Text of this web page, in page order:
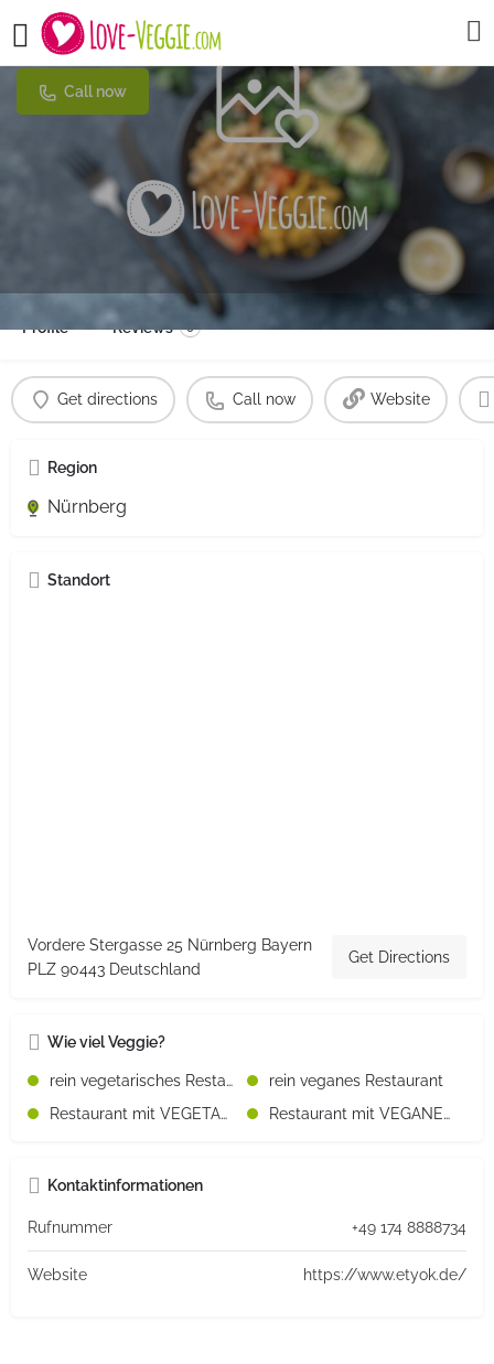
Etyok Vegan Kebab
Call now
Profile Reviews 0
Get directions Call now Website
Region
Nürnberg
Standort
Vordere Stergasse 25 Nürnberg Bayern
PLZ 90443 Deutschland
Get Directions
Wie viel Veggie?
rein vegetarisches Restaurant
rein veganes Restaurant
Restaurant mit VEGETARISCHEN Speisen
Restaurant mit VEGANEN Speisen
Kontaktinformationen
Rufnummer +49 174 8888734
Website https://www.etyok.de/